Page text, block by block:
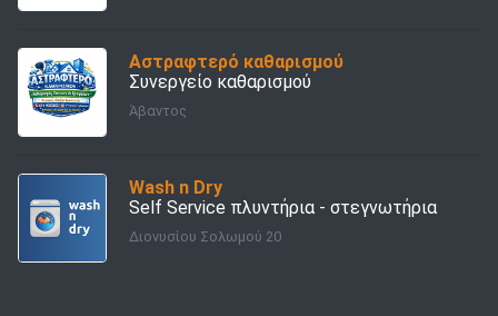
Αστραφτερό καθαρισμού
Συνεργείο καθαρισμού
Άβαντος
Wash n Dry
Self Service πλυντήρια - στεγνωτήρια
Διονυσίου Σολωμού 20